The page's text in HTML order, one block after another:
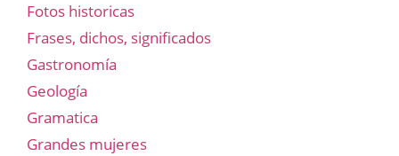
Fotos historicas
Frases, dichos, significados
Gastronomía
Geología
Gramatica
Grandes mujeres